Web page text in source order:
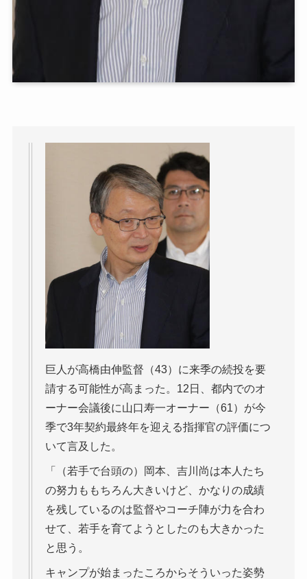
巨人が高橋由伸監督（43）に来季の続投を要
請する可能性が高まった。12日、都内でのオ
ーナー会議後に山口寿一オーナー（61）が今
季で3年契約最終年を迎える指揮官の評価につ
いて言及した。
「（若手で台頭の）岡本、吉川尚は本人たち
の努力ももちろん大きいけど、かなりの成績
を残しているのは監督やコーチ陣が力を合わ
せて、若手を育てようとしたのも大きかった
と思う。
キャンプが始まったころからそういった姿勢